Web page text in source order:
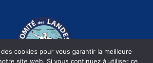
cookies pour vous garantir la meilleure
site web. Si vous continuez à utiliser ce